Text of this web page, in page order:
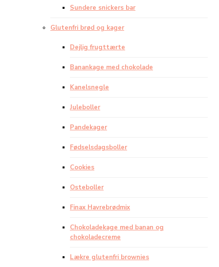
Sundere snickers bar
Glutenfri brød og kager
Dejlig frugttærte
Banankage med chokolade
Kanelsnegle
Juleboller
Pandekager
Fødselsdagsboller
Cookies
Osteboller
Finax Havrebrødmix
Chokoladekage med banan og
chokoladecreme
Lækre glutenfri brownies